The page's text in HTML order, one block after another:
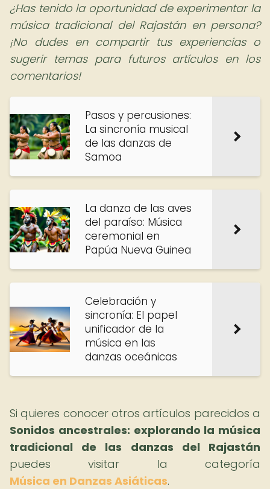
¿Has tenido la oportunidad de experimentar la
música tradicional del Rajastán en persona?
¡No dudes en compartir tus experiencias o
sugerir temas para futuros artículos en los
comentarios!
Pasos y percusiones:
La sincronía musical
de las danzas de
Samoa
La danza de las aves
del paraíso: Música
ceremonial en
Papúa Nueva Guinea
Celebración y
sincronía: El papel
unificador de la
música en las
danzas oceánicas
Si quieres conocer otros artículos parecidos a
Sonidos ancestrales: explorando la música
tradicional de las danzas del Rajastán
puedes visitar la categoría
Música en Danzas Asiáticas.